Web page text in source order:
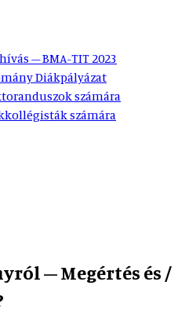
– BMA-TIT 2023
Diákpályázat
számára
számára
– Megértés és /